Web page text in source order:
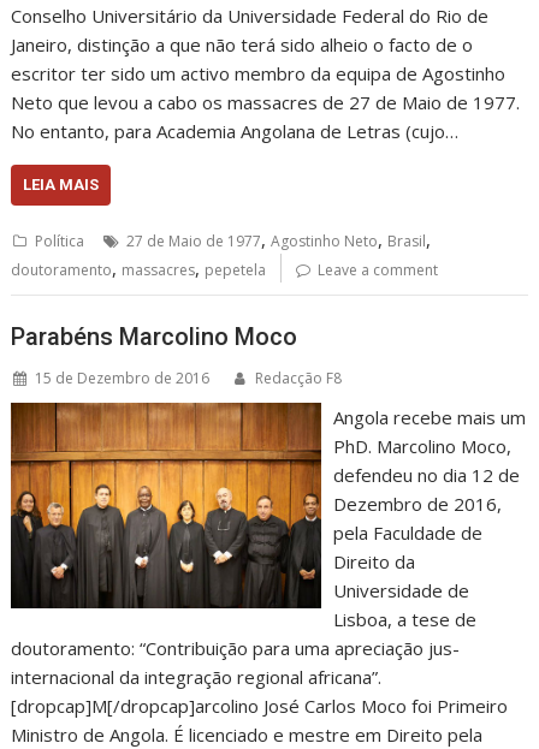
Conselho Universitário da Universidade Federal do Rio de
Janeiro, distinção a que não terá sido alheio o facto de o
escritor ter sido um activo membro da equipa de Agostinho
Neto que levou a cabo os massacres de 27 de Maio de 1977.
No entanto, para Academia Angolana de Letras (cujo…
LEIA MAIS
Política 27 de Maio de 1977,Agostinho Neto, Brasil,
doutoramento, massacres, pepetela Leave a comment
Parabéns Marcolino Moco
15 de Dezembro de 2016 Redacção F8
Angola recebe mais um
PhD. Marcolino Moco,
defendeu no dia 12 de
Dezembro de 2016,
pela Faculdade de
Direito da
Universidade de
Lisboa, a tese de
doutoramento: “Contribuição para uma apreciação jus-
internacional da integração regional africana”.
[dropcap]M[/dropcap]arcolino José Carlos Moco foi Primeiro
Ministro de Angola. É licenciado e mestre em Direito pela